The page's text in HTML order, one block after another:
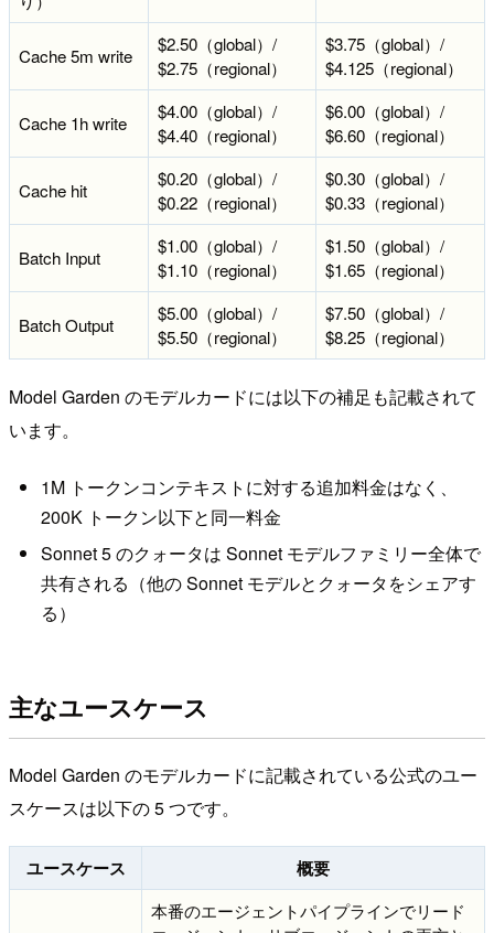
Cache 5m write
$2.50（global）/
$2.75（regional）
$3.75（global）/
$4.125（regional）
Cache 1h write
$4.00（global）/
$4.40（regional）
$6.00（global）/
$6.60（regional）
Cache hit
$0.20（global）/
$0.22（regional）
$0.30（global）/
$0.33（regional）
Batch Input
$1.00（global）/
$1.10（regional）
$1.50（global）/
$1.65（regional）
Batch Output
$5.00（global）/
$5.50（regional）
$7.50（global）/
$8.25（regional）
Model Garden のモデルカードには以下の補足も記載されて
います。
1M トークンコンテキストに対する追加料金はなく、
200K トークン以下と同一料金
Sonnet 5 のクォータは Sonnet モデルファミリー全体で
共有される（他の Sonnet モデルとクォータをシェアす
る）
主なユースケース
Model Garden のモデルカードに記載されている公式のユー
スケースは以下の 5 つです。
ユースケース 概要
本番のエージェントパイプラインでリード